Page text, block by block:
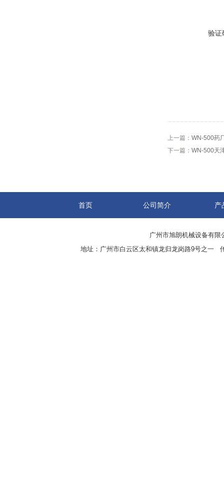
验证
上一篇： WN-500药
下一篇： WN-500天
首页 公司简介 产
广州市旭朗机械设备有限
地址：广州市白云区太和镇龙归龙岗路9号之一